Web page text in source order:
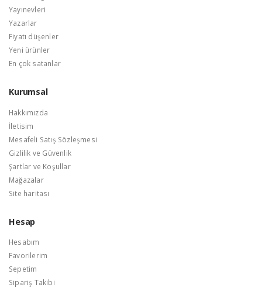
Yayınevleri
Yazarlar
Fiyatı düşenler
Yeni ürünler
En çok satanlar
Kurumsal
Hakkımızda
İletisim
Mesafeli Satış Sözleşmesi
Gizlilik ve Güvenlik
Şartlar ve Koşullar
Mağazalar
Site haritası
Hesap
Hesabım
Favorilerim
Sepetim
Sipariş Takibi